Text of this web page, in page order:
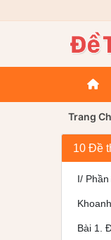
Trang
10 Đề
I/
Bài 1.